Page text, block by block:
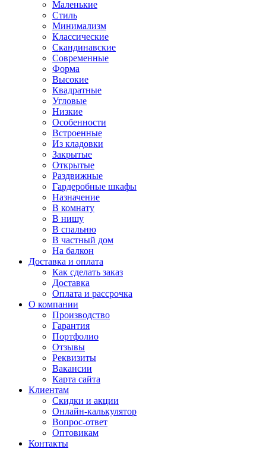
Маленькие
Стиль
Минимализм
Классические
Скандинавские
Современные
Форма
Высокие
Квадратные
Угловые
Низкие
Особенности
Встроенные
Из кладовки
Закрытые
Открытые
Раздвижные
Гардеробные шкафы
Назначение
В комнату
В нишу
В спальню
В частный дом
На балкон
Доставка и оплата
Как сделать заказ
Доставка
Оплата и рассрочка
О компании
Производство
Гарантия
Портфолио
Отзывы
Реквизиты
Вакансии
Карта сайта
Клиентам
Скидки и акции
Онлайн-калькулятор
Вопрос-ответ
Оптовикам
Контакты